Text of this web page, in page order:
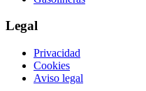
Legal
Privacidad
Cookies
Aviso legal